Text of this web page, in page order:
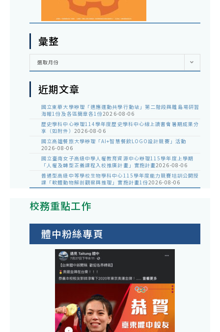
彙整
彙
選取月份
近期文章
國立東華大學辦理「適應運動共學行動站」第二階段與離島場研習
海報1份及各區簡章各1份2026-08-06
歷史學科中心辦理114學年度歷史學科中心線上讀書會暑期成果分
享（如附件） 2026-08-06
國立高雄餐旅大學辦理「AI+智慧餐飲LOGO設計競賽」活動
2026-08-06
國立臺南女子高級中學人權教育資源中心辦理115學年度上學期
「人權及轉型正義課程入校推廣計畫」實施計畫2026-08-06
普通型高級中等學校生物學科中心115學年度能力競賽培訓公開授
課「軟體動物解剖觀察與推理」實施計畫1份2026-08-06
校務重點工作
體中粉絲專頁